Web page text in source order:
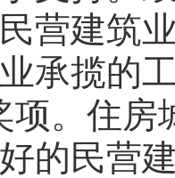
营建筑
承揽的
项。住
的民营